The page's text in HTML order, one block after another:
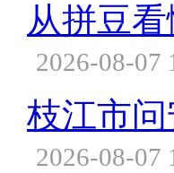
从拼豆
2026-08-07
枝江市
2026-08-07